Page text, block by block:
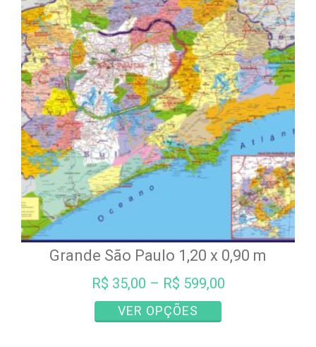
As
opções
podem
ser
escolhidas
na
página
do
produto
Grande São Paulo 1,20 x 0,90 m
R$ 35,00 – R$ 599,00
VER OPÇÕES
produto